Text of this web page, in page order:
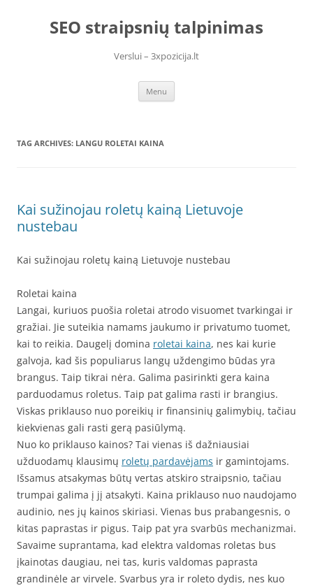
contentSEO straipsnių talpinimas
Verslui – 3xpozicija.lt
Menu
TAG ARCHIVES: LANGU ROLETAI KAINA
Kai sužinojau roletų kainą Lietuvoje
nustebau
Kai sužinojau roletų kainą Lietuvoje nustebau
Roletai kaina
Langai, kuriuos puošia roletai atrodo visuomet tvarkingai ir
gražiai. Jie suteikia namams jaukumo ir privatumo tuomet,
kai to reikia. Daugelį domina roletai kaina, nes kai kurie
galvoja, kad šis populiarus langų uždengimo būdas yra
brangus. Taip tikrai nėra. Galima pasirinkti gera kaina
parduodamus roletus. Taip pat galima rasti ir brangius.
Viskas priklauso nuo poreikių ir finansinių galimybių, tačiau
kiekvienas gali rasti gerą pasiūlymą.
Nuo ko priklauso kainos? Tai vienas iš dažniausiai
užduodamų klausimų roletų pardavėjams ir gamintojams.
Išsamus atsakymas būtų vertas atskiro straipsnio, tačiau
trumpai galima į jį atsakyti. Kaina priklauso nuo naudojamo
audinio, nes jų kainos skiriasi. Vienas bus prabangesnis, o
kitas paprastas ir pigus. Taip pat yra svarbūs mechanizmai.
Savaime suprantama, kad elektra valdomas roletas bus
įkainotas daugiau, nei tas, kuris valdomas paprasta
grandinėle ar virvele. Svarbus yra ir roleto dydis, nes kuo